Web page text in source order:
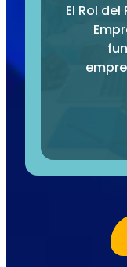
El Rol